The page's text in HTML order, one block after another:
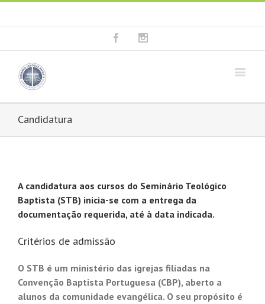
Facebook
Candidatura
A candidatura aos cursos do Seminário Teológico
Baptista (STB) inicia-se com a entrega da
documentação requerida, até à data indicada.
Critérios de admissão
O STB é um ministério das igrejas filiadas na
Convenção Baptista Portuguesa (CBP), aberto a
alunos da comunidade evangélica. O seu propósito é